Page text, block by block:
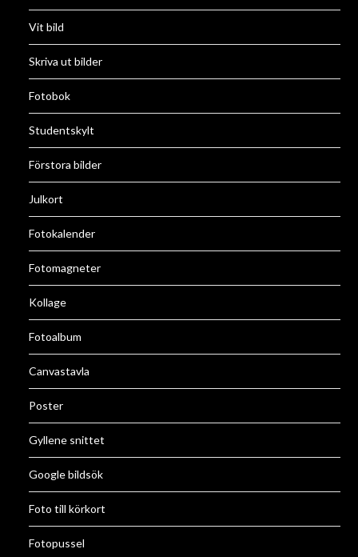
Vit bild
Skriva ut bilder
Fotobok
Studentskylt
Förstora bilder
Julkort
Fotokalender
Fotomagneter
Kollage
Fotoalbum
Canvastavla
Poster
Gyllene snittet
Google bildsök
Foto till körkort
Fotopussel